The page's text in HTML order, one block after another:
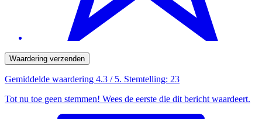
Waardering verzenden
Gemiddelde waardering 4.3 / 5. Stemtelling: 23
Tot nu toe geen stemmen! Wees de eerste die dit bericht waardeert.